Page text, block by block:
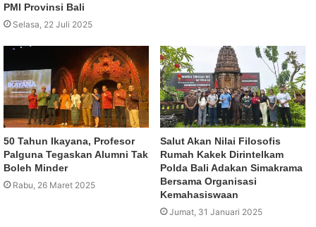
PMI Provinsi Bali
Selasa, 22 Juli 2025
50 Tahun Ikayana, Profesor
Palguna Tegaskan Alumni Tak
Boleh Minder
Rabu, 26 Maret 2025
Salut Akan Nilai Filosofis
Rumah Kakek Dirintelkam
Polda Bali Adakan Simakrama
Bersama Organisasi
Kemahasiswaan
Jumat, 31 Januari 2025